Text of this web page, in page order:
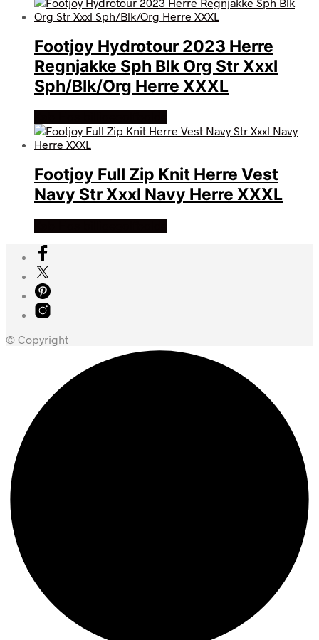
Footjoy Hydrotour 2023 Herre
Regnjakke Sph Blk Org Str Xxxl
Sph/Blk/Org Herre XXXL
Footjoy Full Zip Knit Herre Vest
Navy Str Xxxl Navy Herre XXXL
© Copyright